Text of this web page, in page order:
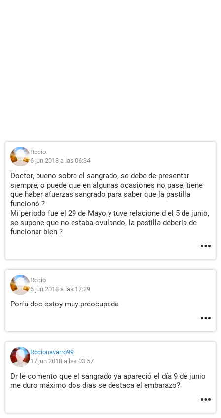
Rocio
6 jun 2018 a las 06:34
Doctor, bueno sobre el sangrado, se debe de presentar
siempre, o puede que en algunas ocasiones no pase, tiene
que haber afuerzas sangrado para saber que la pastilla
funcionó ?
Mi periodo fue el 29 de Mayo y tuve relacione d el 5 de junio,
se supone que no estaba ovulando, la pastilla debería de
funcionar bien ?
Rocio
6 jun 2018 a las 17:29
Porfa doc estoy muy preocupada
Rocionavarro99
17 jun 2018 a las 03:57
Dr le comento que el sangrado ya apareció el día 9 de junio
me duro máximo dos dias se destaca el embarazo?